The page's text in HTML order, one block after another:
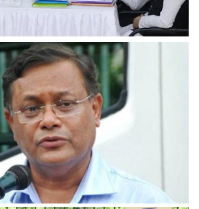
বাদ পড়তে পারেন অন্তত ১০ জন